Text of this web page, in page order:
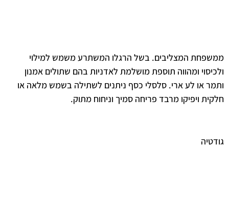
ממשפחת המצליבים. בשל הרגלו המשתרע משמש למילוי
ולכיסוי ומהווה תוספת מושלמת לאדניות בהם שתולים אמנון
ותמר או לע ארי. סלסלי כסף ניתנים לשתילה בשמש מלאה או
חלקית ויפיקו מרבד פריחה סמיך וניחוח מתוק.
גודטיה